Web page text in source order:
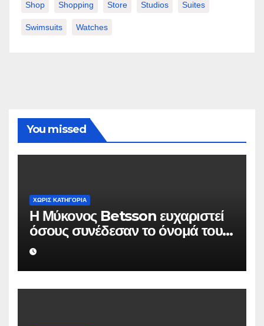
Shop Shopping Store Studios Suites
Swimsuits Watches
You missed
ΧΩΡΊΣ ΚΑΤΗΓΟΡΊΑ
Η Μύκονος Betsson ευχαριστεί
όσους συνέδεσαν το όνομά τους
με την ιστορική χρονιά